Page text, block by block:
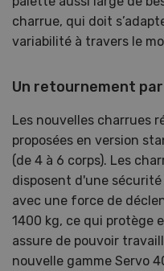
charrue, qui doit
variabilité à travers le
Un retournement
Les nouvelles charrues
proposées en version
(de 4 à 6 corps). Les
disposent d'une
avec une force de
1400 kg, ce qui protège
assure de pouvoir
nouvelle gamme Servo